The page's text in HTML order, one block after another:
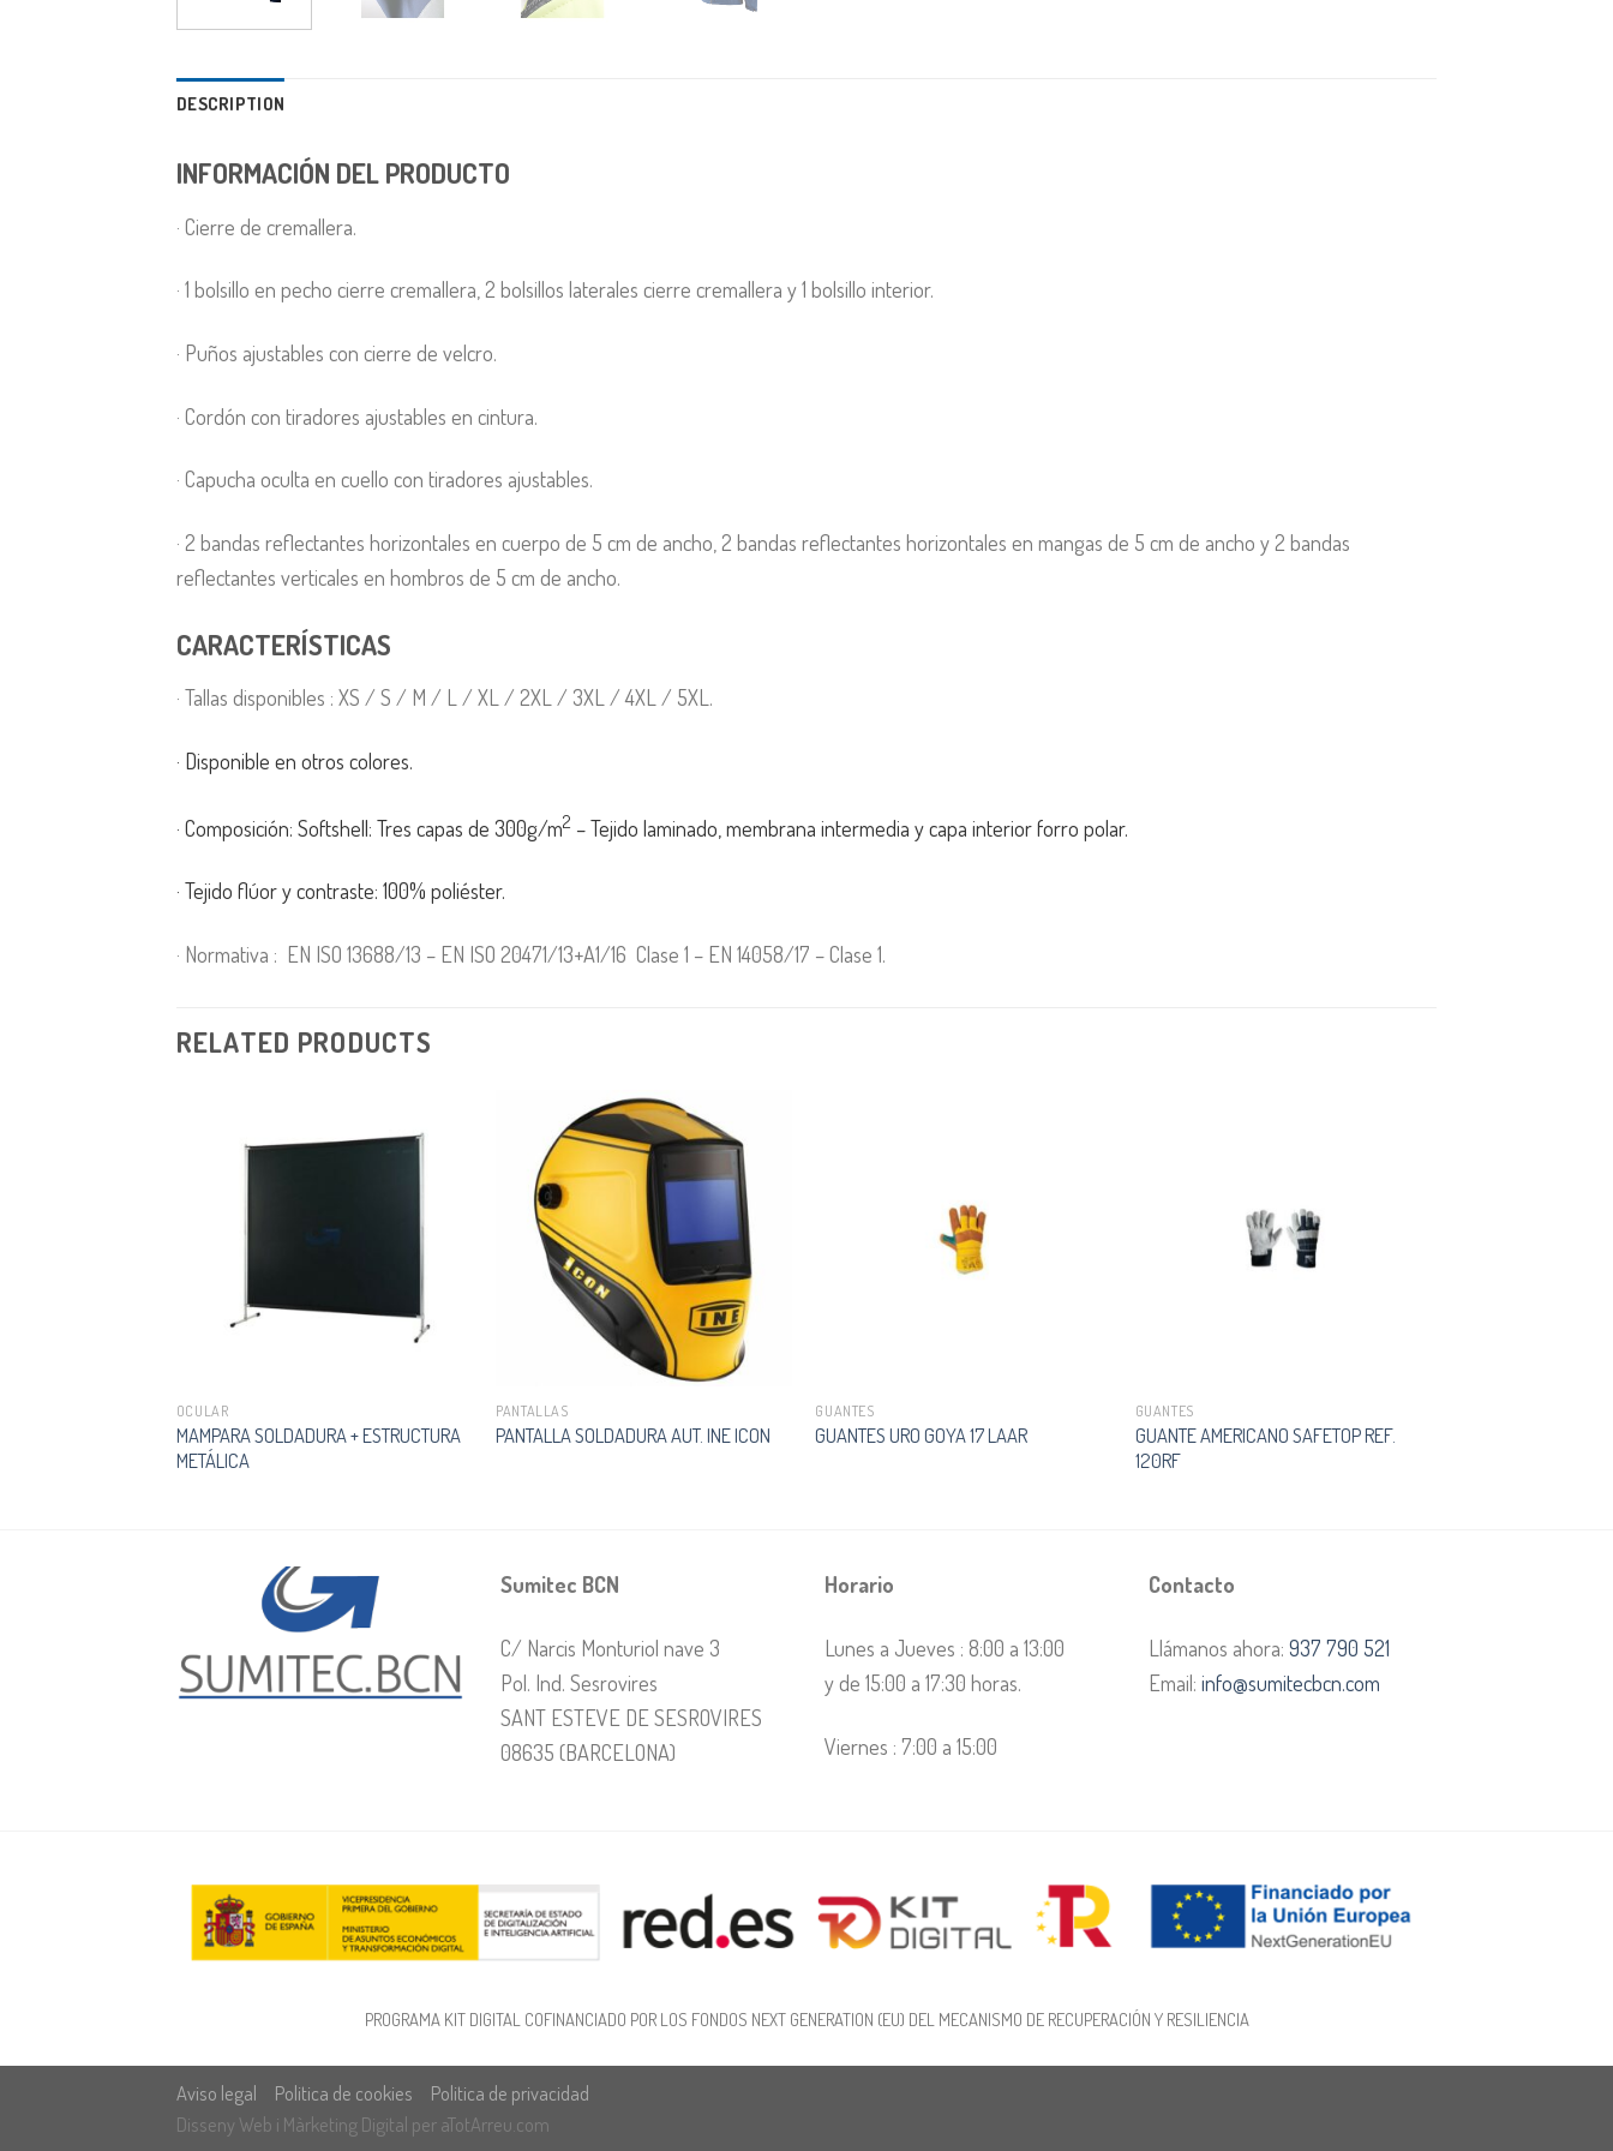
DESCRIPTION
INFORMACIÓN DEL PRODUCTO
· Cierre de cremallera.
· 1 bolsillo en pecho cierre cremallera, 2 bolsillos laterales cierre cremallera y 1 bolsillo interior.
· Puños ajustables con cierre de velcro.
· Cordón con tiradores ajustables en cintura.
· Capucha oculta en cuello con tiradores ajustables.
· 2 bandas reflectantes horizontales en cuerpo de 5 cm de ancho, 2 bandas reflectantes horizontales en mangas de 5 cm de ancho y 2 bandas
reflectantes verticales en hombros de 5 cm de ancho.
CARACTERÍSTICAS
· Tallas disponibles : XS / S / M / L / XL / 2XL / 3XL / 4XL / 5XL.
· Disponible en otros colores.
· Composición: Softshell: Tres capas de 300g/m2 – Tejido laminado, membrana intermedia y capa interior forro polar.
· Tejido flúor y contraste: 100% poliéster.
· Normativa : EN ISO 13688/13 – EN ISO 20471/13+A1/16 Clase 1 – EN 14058/17 – Clase 1.
RELATED PRODUCTS
OCULAR
MAMPARA SOLDADURA + ESTRUCTURA
METÁLICA
PANTALLAS
PANTALLA SOLDADURA AUT. INE ICON
GUANTES
GUANTES URO GOYA 17 LAAR
GUANTES
GUANTE AMERICANO SAFETOP REF.
120RF
Sumitec BCN
C/ Narcis Monturiol nave 3
Pol. Ind. Sesrovires
SANT ESTEVE DE SESROVIRES
08635 (BARCELONA)
Horario
Lunes a Jueves : 8:00 a 13:00
y de 15:00 a 17:30 horas.
Viernes : 7:00 a 15:00
Contacto
Llámanos ahora: 937 790 521
Email: info@sumitecbcn.com
PROGRAMA KIT DIGITAL COFINANCIADO POR LOS FONDOS NEXT GENERATION (EU) DEL MECANISMO DE RECUPERACIÓN Y RESILIENCIA
Aviso legal Politica de cookies
Politica de privacidad
Disseny Web i Màrketing Digital peraTotArreu.com